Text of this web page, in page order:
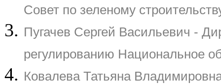
Совет по зеленому
Пугачев Сергей Васильевич -
регулированию Национальное
Ковалева Татьяна